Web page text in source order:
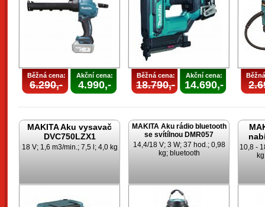
Běžná cena:
6.290,-
Akční cena:
4.990,-
Běžná cena:
18.790,-
Akční cena:
14.690,-
MAKITA Aku vysavač
DVC750LZX1
18 V; 1,6 m3/min.; 7,5 l; 4,0 kg
MAKITA Aku rádio bluetooth
se svítílnou DMR057
14,4/18 V; 3 W; 37 hod.; 0,98
kg; bluetooth
10,8 -